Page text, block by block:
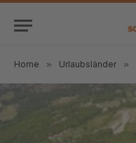
Home » Urlaubsländer »